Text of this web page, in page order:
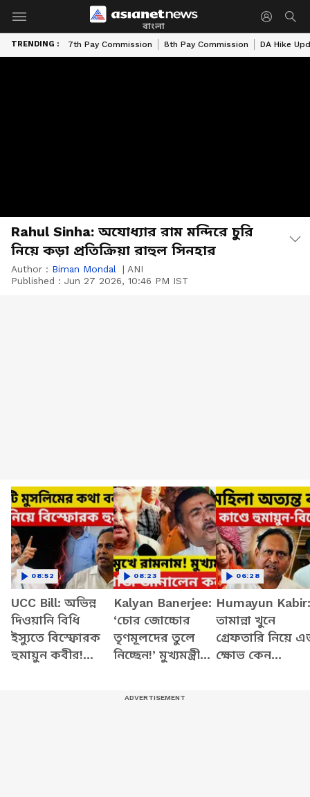
বাংলা
TRENDING : 7th Pay Commission 8th Pay Commission DA Hike
Rahul Sinha: অযোধ্যার রাম মন্দিরে চুরি
নিয়ে কড়া প্রতিক্রিয়া রাহুল সিনহার
Author : Biman Mondal | ANI
Published : Jun 27 2026, 10:46 PM IST
UCC Bill: অভিন্ন
দিওয়ানি বিধি
ইস্যুতে বিস্ফোরক
হুমায়ুন কবীর!
08:52
Kalyan Banerjee:
‘চোর জোচ্চোর
তৃণমূলদের তুলে
নিচ্ছেন!’ মুখ্যমন্ত্রীকে
08:23
Humayun Kabir:
তামান্না খুনে
গ্রেফতারি নিয়ে
ক্ষোভ কেন
06:28